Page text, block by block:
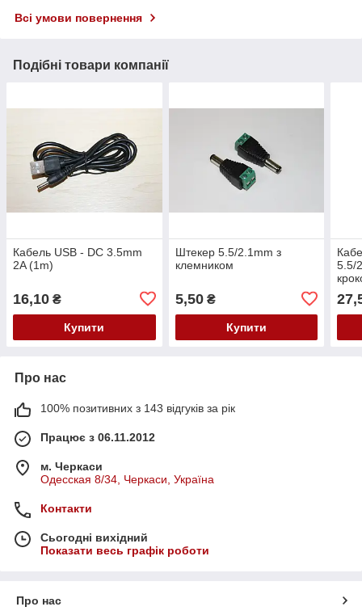
Всі умови повернення
Подібні товари компанії
Кабель USB - DC 3.5mm
2A (1m)
16,10 ₴
Купити
Штекер 5.5/2.1mm з
клемником
5,50₴
Купити
5.5/
Про нас
100% позитивних з 143 відгуків за рік
Працює з 06.11.2012
м. Черкаси
Одесская 8/34, Черкаси, Україна
Контакти
Сьогодні вихідний
Показати весь графік роботи
Про нас